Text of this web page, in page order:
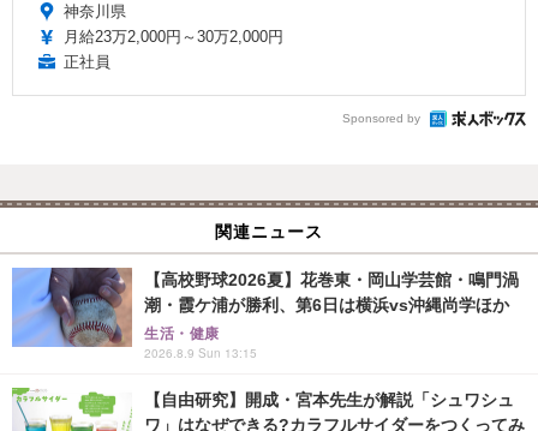
神奈川県
月給23万2,000円～30万2,000円
正社員
Sponsored by
関連ニュース
【高校野球2026夏】花巻東・岡山学芸館・鳴門渦
潮・霞ケ浦が勝利、第6日は横浜vs沖縄尚学ほか
生活・健康
2026.8.9 Sun 13:15
【自由研究】開成・宮本先生が解説「シュワシュ
ワ」はなぜできる?カラフルサイダーをつくってみ